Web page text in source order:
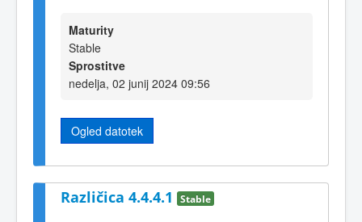
Maturity
Stable
Sprostitve
nedelja, 02 junij 2024 09:56
Ogled datotek
Različica 4.4.4.1 Stable